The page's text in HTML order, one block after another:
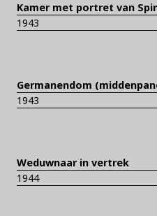
Kamer met portret van
1943
Germanendom
1943
Weduwnaar in vertrek
1944